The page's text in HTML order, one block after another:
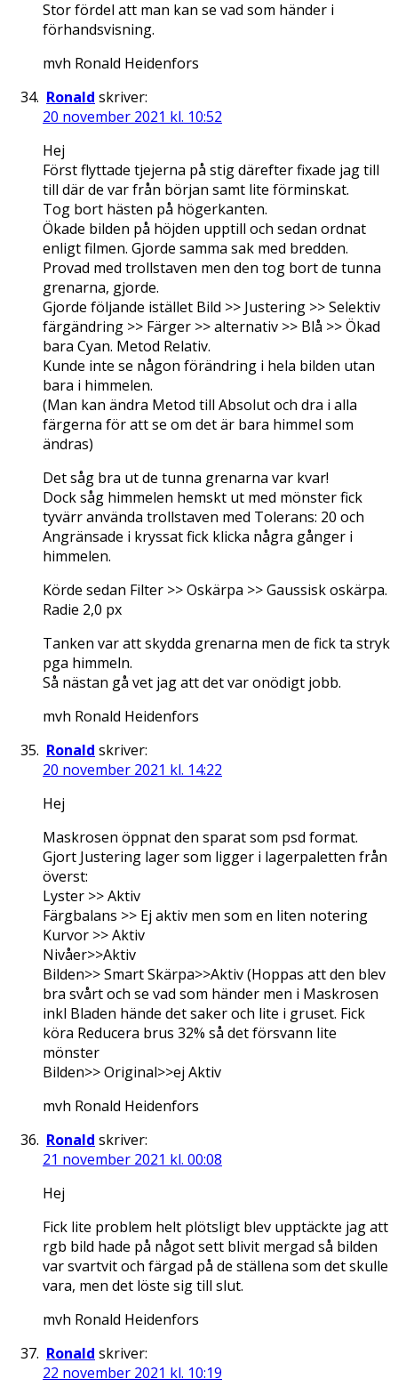
Stor fördel att man kan se vad som händer i
förhandsvisning.
mvh Ronald Heidenfors
Ronald skriver:
20 november 2021 kl. 10:52
Hej
Först flyttade tjejerna på stig därefter fixade jag till
till där de var från början samt lite förminskat.
Tog bort hästen på högerkanten.
Ökade bilden på höjden upptill och sedan ordnat
enligt filmen. Gjorde samma sak med bredden.
Provad med trollstaven men den tog bort de tunna
grenarna, gjorde.
Gjorde följande istället Bild >> Justering >> Selektiv
färgändring >> Färger >> alternativ >> Blå >> Ökad
bara Cyan. Metod Relativ.
Kunde inte se någon förändring i hela bilden utan
bara i himmelen.
(Man kan ändra Metod till Absolut och dra i alla
färgerna för att se om det är bara himmel som
ändras)
Det såg bra ut de tunna grenarna var kvar!
Dock såg himmelen hemskt ut med mönster fick
tyvärr använda trollstaven med Tolerans: 20 och
Angränsade i kryssat fick klicka några gånger i
himmelen.
Körde sedan Filter >> Oskärpa >> Gaussisk oskärpa.
Radie 2,0 px
Tanken var att skydda grenarna men de fick ta stryk
pga himmeln.
Så nästan gå vet jag att det var onödigt jobb.
mvh Ronald Heidenfors
Ronald skriver:
20 november 2021 kl. 14:22
Hej
Maskrosen öppnat den sparat som psd format.
Gjort Justering lager som ligger i lagerpaletten från
överst:
Lyster >> Aktiv
Färgbalans >> Ej aktiv men som en liten notering
Kurvor >> Aktiv
Nivåer>>Aktiv
Bilden>> Smart Skärpa>>Aktiv (Hoppas att den blev
bra svårt och se vad som händer men i Maskrosen
inkl Bladen hände det saker och lite i gruset. Fick
köra Reducera brus 32% så det försvann lite
mönster
Bilden>> Original>>ej Aktiv
mvh Ronald Heidenfors
Ronald skriver:
21 november 2021 kl. 00:08
Hej
Fick lite problem helt plötsligt blev upptäckte jag att
rgb bild hade på något sett blivit mergad så bilden
var svartvit och färgad på de ställena som det skulle
vara, men det löste sig till slut.
mvh Ronald Heidenfors
Ronald skriver:
22 november 2021 kl. 10:19